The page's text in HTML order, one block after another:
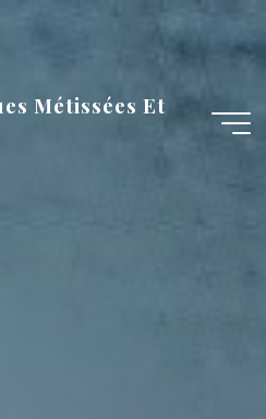
Métissées Et